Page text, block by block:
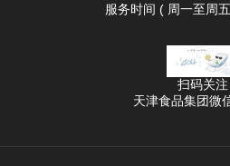
服务时间 ( 周一至周
扫码关注
天津食品集团微